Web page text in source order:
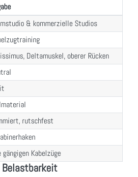
& kommerzielle Studios
Deltamuskel, oberer Rücken
rutschfest
gängigen Kabelzüge
Belastbarkeit